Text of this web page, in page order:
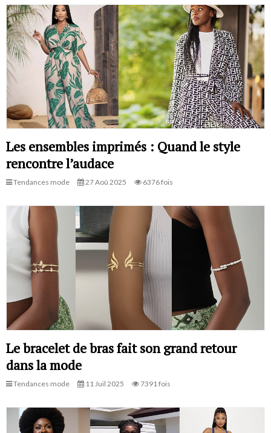
Les ensembles imprimés : Quand le style
rencontre l’audace
Tendances mode 27 Aoû 2025 6376 fois
Le bracelet de bras fait son grand retour
dans la mode
Tendances mode 11 Juil 2025 7391 fois